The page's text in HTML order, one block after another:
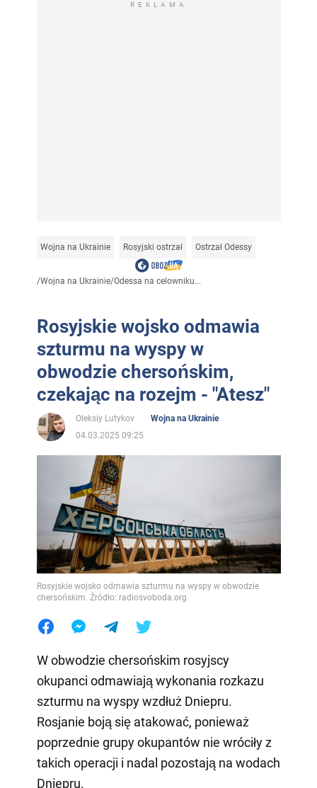
REKLAMA
Wojna na Ukrainie Rosyjski ostrzał Ostrzał Odessy
/Wojna na Ukrainie/Odessa na celowniku...
Rosyjskie wojsko odmawia
szturmu na wyspy w
obwodzie chersońskim,
czekając na rozejm - "Atesz"
Oleksiy Lutykov
Wojna na Ukrainie
04.03.2025 09:25
Rosyjskie wojsko odmawia szturmu na wyspy w obwodzie
chersońskim. Źródło: radiosvoboda.org
W obwodzie chersońskim rosyjscy
okupanci odmawiają wykonania rozkazu
szturmu na wyspy wzdłuż Dniepru.
Rosjanie boją się atakować, ponieważ
poprzednie grupy okupantów nie wróciły z
takich operacji i nadal pozostają na wodach
Dniepru.